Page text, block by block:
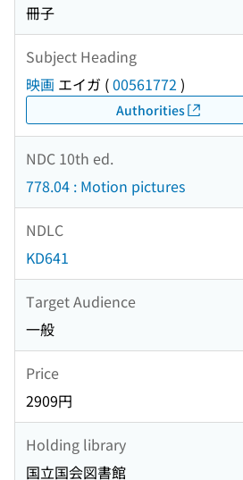
冊子
Subject Heading
映画 エイガ (00561772 )
Authorities
NDC 10th ed.
778.04 : Motion pictures
NDLC
KD641
Target Audience
一般
Price
2909円
Holding library
国立国会図書館